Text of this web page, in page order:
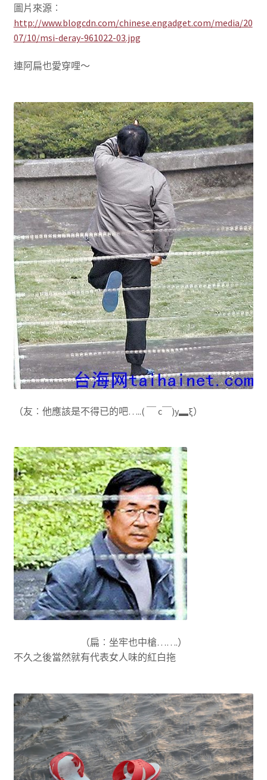
圖片來源︰
http://www.blogcdn.com/chinese.engadget.com/media/20
07/10/msi-deray-961022-03.jpg
連阿扁也愛穿哩～
（友︰他應該是不得已的吧…..( ￣ c￣)y▂ξ）
（扁︰坐牢也中槍…….）
不久之後當然就有代表女人味的紅白拖